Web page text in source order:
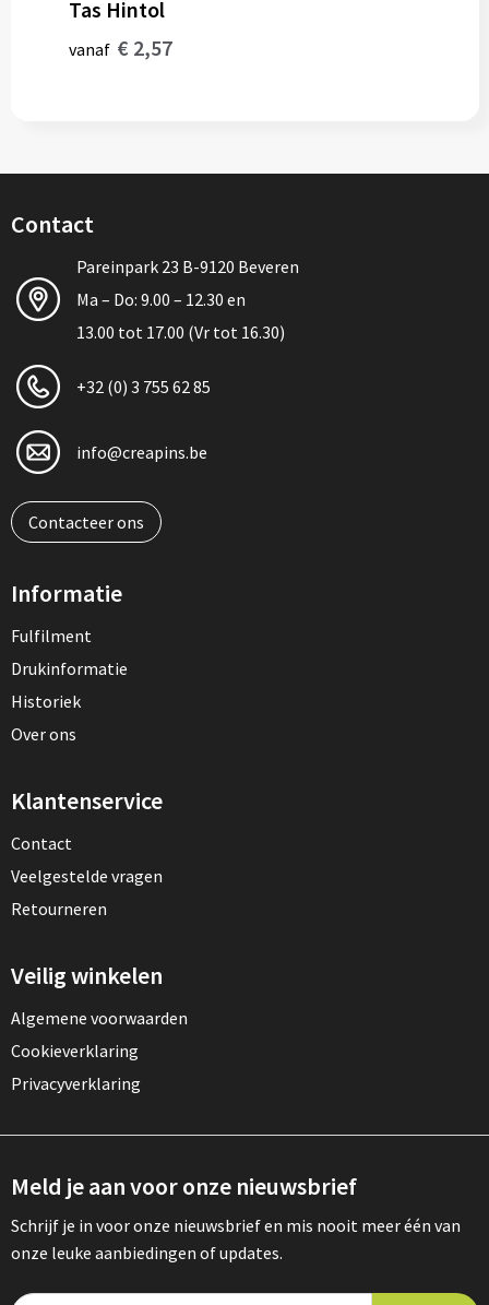
Tas Hintol
vanaf € 2,57
Contact
Pareinpark 23 B-9120 Beveren
Ma – Do: 9.00 – 12.30 en
13.00 tot 17.00 (Vr tot 16.30)
+32 (0) 3 755 62 85
info@creapins.be
Contacteer ons
Informatie
Fulfilment
Drukinformatie
Historiek
Over ons
Klantenservice
Contact
Veelgestelde vragen
Retourneren
Veilig winkelen
Algemene voorwaarden
Cookieverklaring
Privacyverklaring
Meld je aan voor onze nieuwsbrief
Schrijf je in voor onze nieuwsbrief en mis nooit meer één van
onze leuke aanbiedingen of updates.